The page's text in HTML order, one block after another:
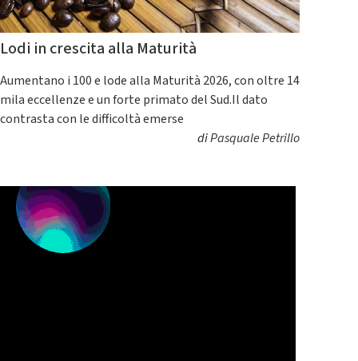
Lodi in crescita alla Maturità
Aumentano i 100 e lode alla Maturità 2026, con oltre 14
mila eccellenze e un forte primato del Sud.Il dato
contrasta con le difficoltà emerse
diPasquale Petrillo